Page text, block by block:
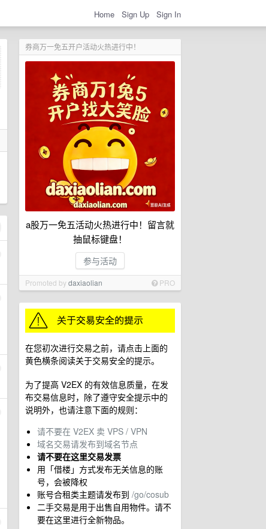
Home Sign Up Sign In
券商万一免五开户活动火热进行中！
a股万一免五活动火热进行中！留言就
抽鼠标键盘！
参与活动
Promoted bydaxiaolian PRO
在您初次进行交易之前，请点击上面的
黄色横条阅读关于交易安全的提示。
为了提高 V2EX 的有效信息质量，在发
布交易信息时，除了遵守安全提示中的
说明外，也请注意下面的规则：
请不要在 V2EX 卖 VPS / VPN
域名交易请发布到域名节点
请不要在这里交易发票
用「借楼」方式发布无关信息的账
号，会被降权
账号合租类主题请发布到 /go/cosub
二手交易是用于出售自用物件。请不
要在这里进行全新物品。